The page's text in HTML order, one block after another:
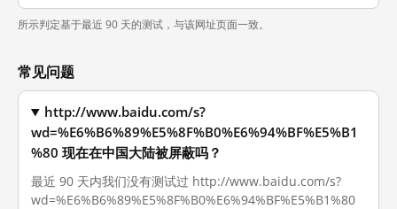
所示判定基于最近 90 天的测试，与该网址页面一致。
常见问题
http://www.baidu.com/s?
wd=%E6%B6%89%E5%8F%B0%E6%94%BF%E5%B1
%80 现在在中国大陆被屏蔽吗？
最近 90 天内我们没有测试过 http://www.baidu.com/s?
wd=%E6%B6%89%E5%8F%B0%E6%94%BF%E5%B1%80